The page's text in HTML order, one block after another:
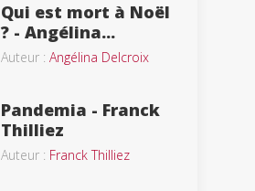
Qui est mort à Noël
? - Angélina...
Auteur : Angélina Delcroix
Pandemia - Franck
Thilliez
Auteur : Franck Thilliez